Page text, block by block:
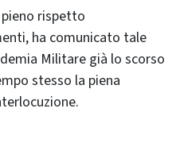
pieno rispetto
ha comunicato tale
Militare già lo scorso
stesso la piena